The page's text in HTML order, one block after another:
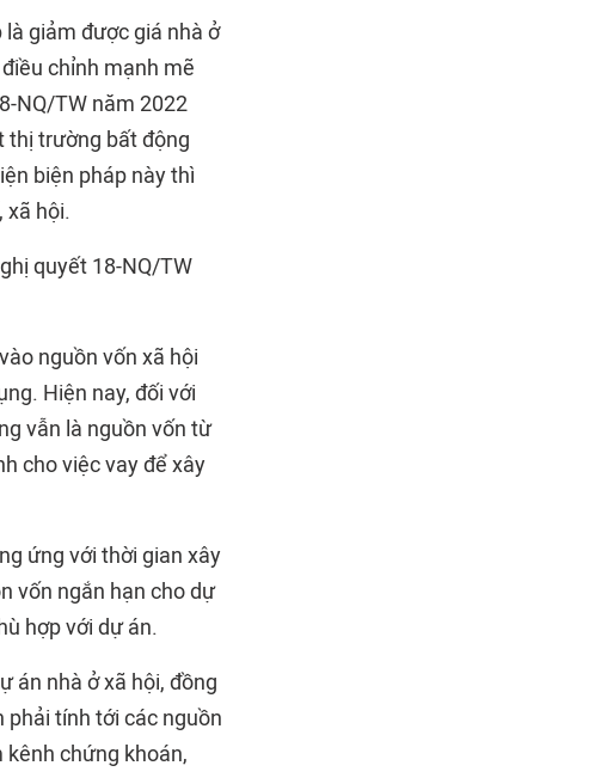
giảm được giá nhà ở
chỉnh mạnh mẽ
NQ/TW năm 2022
thị trường bất động
biện pháp này thì
xã hội.
quyết 18-NQ/TW
nguồn vốn xã hội
Hiện nay, đối với
vẫn là nguồn vốn từ
cho việc vay để xây
ứng với thời gian xây
vốn ngắn hạn cho dự
hợp với dự án.
án nhà ở xã hội, đồng
phải tính tới các nguồn
chứng khoán,